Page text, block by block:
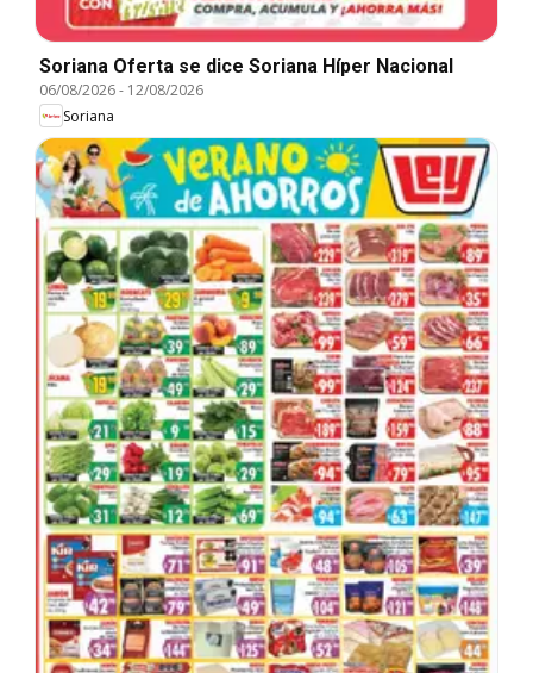
Soriana Oferta se dice Soriana Híper Nacional
06/08/2026- 12/08/2026
Soriana